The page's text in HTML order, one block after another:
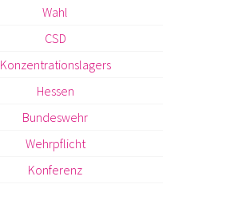
Wahl
CSD
Konzentrationslagers
Hessen
Bundeswehr
Wehrpflicht
Konferenz